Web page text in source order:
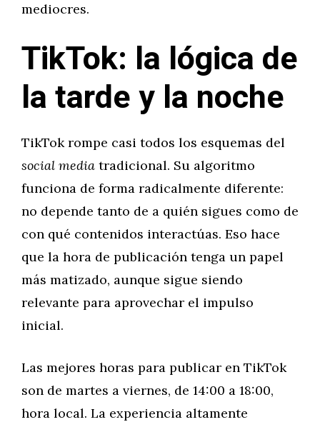
mediocres.
TikTok: la lógica de
la tarde y la noche
TikTok rompe casi todos los esquemas del
social media tradicional. Su algoritmo
funciona de forma radicalmente diferente:
no depende tanto de a quién sigues como de
con qué contenidos interactúas. Eso hace
que la hora de publicación tenga un papel
más matizado, aunque sigue siendo
relevante para aprovechar el impulso
inicial.
Las mejores horas para publicar en TikTok
son de martes a viernes, de 14:00 a 18:00,
hora local. La experiencia altamente